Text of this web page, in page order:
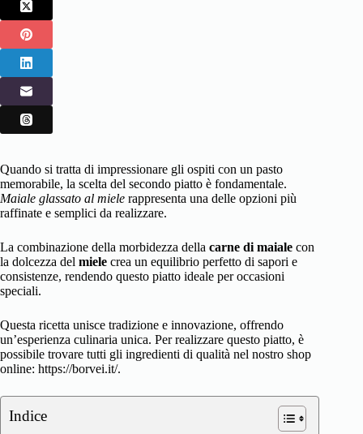
Quando si tratta di impressionare gli ospiti con un pasto
memorabile, la scelta del secondo piatto è fondamentale.
Maiale glassato al miele rappresenta una delle opzioni più
raffinate e semplici da realizzare.
La combinazione della morbidezza della carne di maiale con
la dolcezza del miele crea un equilibrio perfetto di sapori e
consistenze, rendendo questo piatto ideale per occasioni
speciali.
Questa ricetta unisce tradizione e innovazione, offrendo
un’esperienza culinaria unica. Per realizzare questo piatto, è
possibile trovare tutti gli ingredienti di qualità nel nostro shop
online: https://borvei.it/.
Indice